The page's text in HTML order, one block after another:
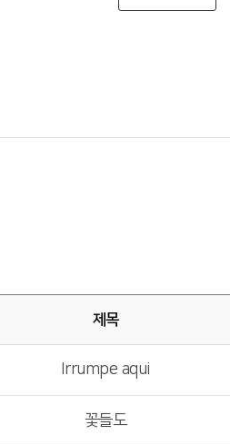
제목
Irrumpe aqui
꽃들도